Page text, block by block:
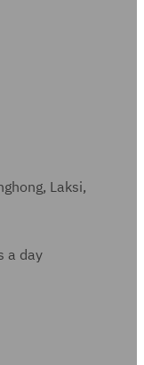
Laksi,
a day